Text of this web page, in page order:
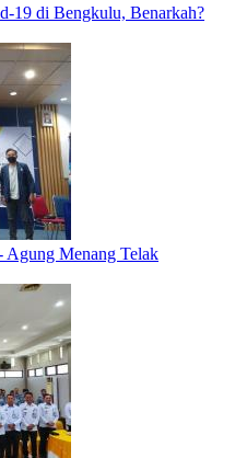
19 di Bengkulu, Benarkah?
Menang Telak